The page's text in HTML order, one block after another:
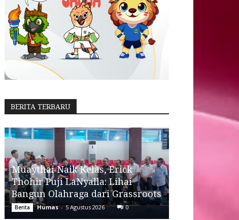
BERITA TERBARU
Muaythai Naik Kelas, Erick
Thohir Puji LaNyalla: Lihai
Bangun Olahraga dari Grassroots
Berita Humas - 5 Agustus 2026 0